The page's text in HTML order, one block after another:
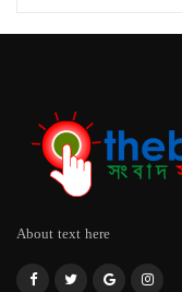
About text here